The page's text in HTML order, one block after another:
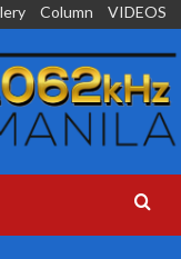
Column VIDEOS